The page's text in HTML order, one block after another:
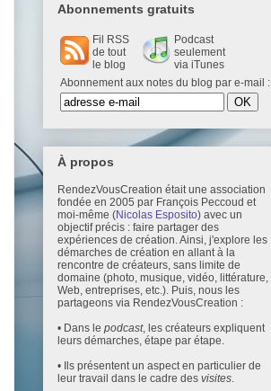
Abonnements gratuits
Fil RSS
de tout
le blog
Podcast
seulement
via iTunes
Abonnement aux notes du blog par e-mail :
À propos
RendezVousCreation était une association
fondée en 2005 par François Peccoud et
moi-même (Nicolas Esposito) avec un
objectif précis : faire partager des
expériences de création. Ainsi, j'explore les
démarches de création en allant à la
rencontre de créateurs, sans limite de
domaine (photo, musique, vidéo, littérature,
Web, entreprises, etc.). Puis, nous les
partageons via RendezVousCreation :
• Dans le podcast, les créateurs expliquent
leurs démarches, étape par étape.
• Ils présentent un aspect en particulier de
leur travail dans le cadre des visites.